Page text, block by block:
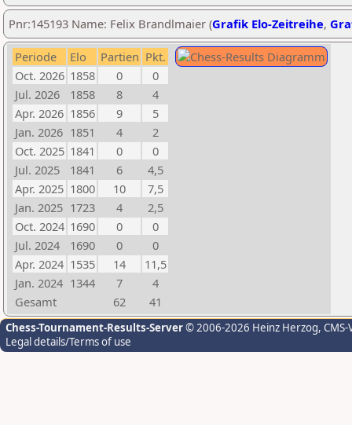
Pnr:145193 Name: Felix Brandlmaier (Grafik Elo-Zeitreihe,
Periode Elo Partien Pkt.
Oct. 2026 1858 0
0
Jul. 2026
1858 8
4
Apr. 2026 1856 9
5
Jan. 2026 1851 4
2
Oct. 2025 1841 0
0
Jul. 2025
1841 6
4,5
Apr. 2025 1800 10
7,5
Jan. 2025 1723 4
2,5
Oct. 2024 1690 0
0
Jul. 2024
1690 0
0
Apr. 2024 1535 14
11,5
Jan. 2024 1344 7
4
Gesamt
62 41
Chess-Tournament-Results-Server© 2006-2026 Heinz Herzog,
Legal details/Terms of use